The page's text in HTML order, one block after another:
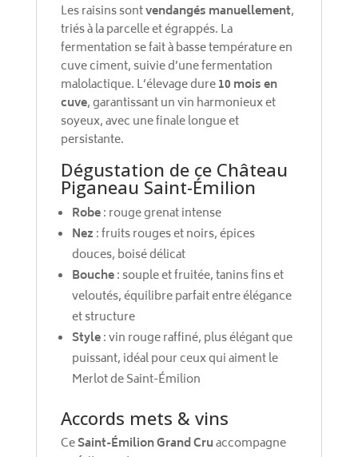
Les raisins sontvendangés manuellement,
triés à la parcelle et égrappés. La
fermentation se fait à basse température en
cuve ciment, suivie d’une fermentation
malolactique. L’élevage dure10 mois en
cuve, garantissant un vin harmonieux et
soyeux, avec une finale longue et
persistante.
Dégustation de ce Château
Piganeau Saint-Émilion
Robe: rouge grenat intense
Nez : fruits rouges et noirs, épices
douces, boisé délicat
Bouche: souple et fruitée, tanins fins et
veloutés, équilibre parfait entre élégance
et structure
Style: vin rouge raffiné, plus élégant que
puissant, idéal pour ceux qui aiment le
Merlot de Saint-Émilion
Accords mets & vins
CeSaint-Émilion Grand Cruaccompagne